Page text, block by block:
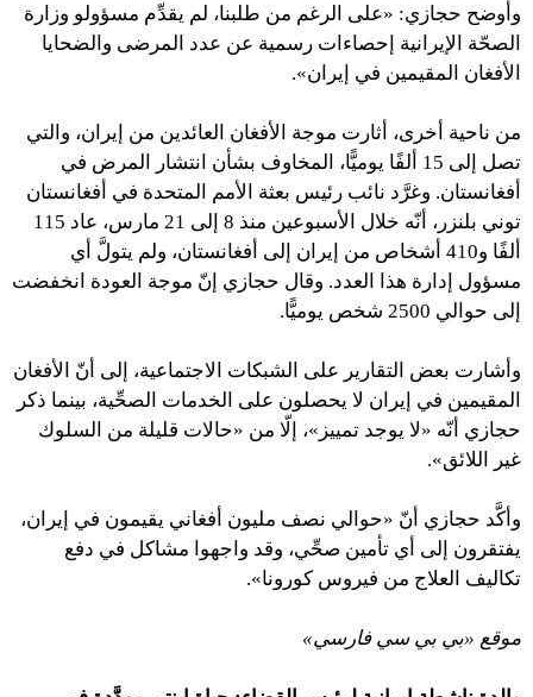
وأوضح حجازي: «على الرغم من طلبنا، لم يقدِّم مسؤولو وزارة
الصحّة الإيرانية إحصاءات رسمية عن عدد المرضى والضحايا
الأفغان المقيمين في إيران».
من ناحية أخرى، أثارت موجة الأفغان العائدين من إيران، والتي
تصل إلى 15 ألفًا يوميًّا، المخاوف بشأن انتشار المرض في
أفغانستان. وغرَّد نائب رئيس بعثة الأمم المتحدة في أفغانستان
توني بلنزر، أنّه خلال الأسبوعين منذ 8 إلى 21 مارس، عاد 115
ألفًا و410 أشخاص من إيران إلى أفغانستان، ولم يتولَّ أي
مسؤول إدارة هذا العدد. وقال حجازي إنّ موجة العودة انخفضت
إلى حوالي 2500 شخص يوميًّا.
وأشارت بعض التقارير على الشبكات الاجتماعية، إلى أنّ الأفغان
المقيمين في إيران لا يحصلون على الخدمات الصحِّية، بينما ذكر
حجازي أنّه «لا يوجد تمييز»، إلّا من «حالات قليلة من السلوك
غير اللائق».
وأكَّد حجازي أنّ «حوالي نصف مليون أفغاني يقيمون في إيران،
يفتقرون إلى أي تأمين صحِّي، وقد واجهوا مشاكل في دفع
تكاليف العلاج من فيروس كورونا».
موقع «بي بي سي فارسي»